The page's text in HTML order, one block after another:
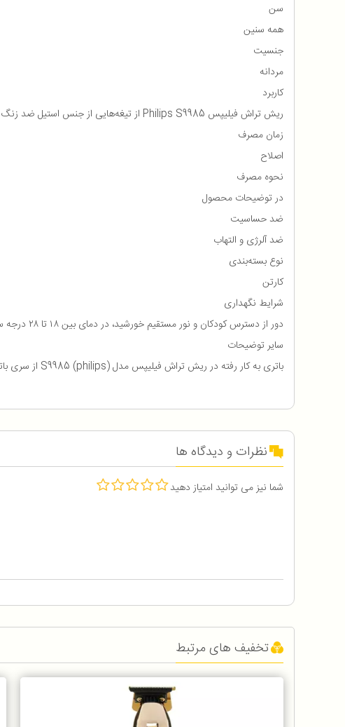
سن
همه سنین
جنسیت
مردانه
کاربرد
ریش تراش فیلیپس Philips S9985 از تیغه‌هایی از جنس استیل ضد زنگ استفاده شده است که این نوع از تیغه ها در برابر فشار، ضربه و رطوبت بسیار مقاوم هستند.
زمان مصرف
اصلاح
نحوه مصرف
در توضیحات محصول
ضد حساسیت
ضد آلرژی و التهاب
نوع بسته‌بندی
کارتن
شرایط نگهداری
دور از دسترس کودکان و نور مستقیم خورشید، در دمای بین ۱۸ تا ۲۸ درجه سانتی‌گراد در مکانی خشک و خنک
سایر توضیحات
باتری به کار رفته در ریش تراش فیلیپس مدل S9985 (philips) از سری باتری های لیتیم یونی بوده که در مدت زمان 1 ساعت به صورت کامل شارژ شده و به اندازه 1 ساعت هم شارژدهی خواهد داشت.
نظرات و دیدگاه ها
شما نیز می توانید امتیاز دهید
تخفیف های مرتبط